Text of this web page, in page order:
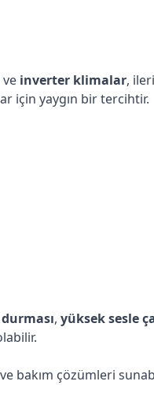
ve inverter klimalar,
için yaygın bir tercihtir.
, yüksek sesle
bakım çözümleri